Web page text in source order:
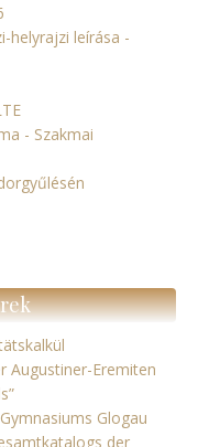
helyrajzi leírása -
- Szakmai
Augustiner-Eremiten
Glogau
der